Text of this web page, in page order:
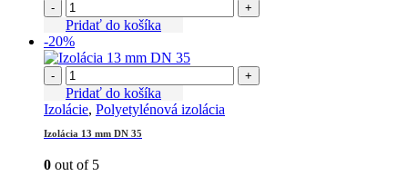
- +
Pridať do košíka
-20%
- +
Pridať do košíka
Izolácie, Polyetylénová izolácia
Izolácia 13 mm DN 35
0 out of 5